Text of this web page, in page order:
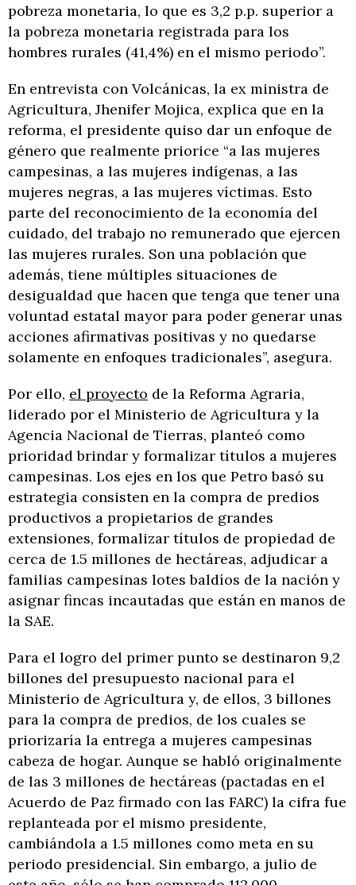
pobreza monetaria, lo que es 3,2 p.p. superior a
la pobreza monetaria registrada para los
hombres rurales (41,4%) en el mismo periodo”.
En entrevista con Volcánicas, la ex ministra de
Agricultura, Jhenifer Mojica, explica que en la
reforma, el presidente quiso dar un enfoque de
género que realmente priorice “a las mujeres
campesinas, a las mujeres indígenas, a las
mujeres negras, a las mujeres víctimas. Esto
parte del reconocimiento de la economía del
cuidado, del trabajo no remunerado que ejercen
las mujeres rurales. Son una población que
además, tiene múltiples situaciones de
desigualdad que hacen que tenga que tener una
voluntad estatal mayor para poder generar unas
acciones afirmativas positivas y no quedarse
solamente en enfoques tradicionales”, asegura.
Por ello, el proyecto de la Reforma Agraria,
liderado por el Ministerio de Agricultura y la
Agencia Nacional de Tierras, planteó como
prioridad brindar y formalizar títulos a mujeres
campesinas. Los ejes en los que Petro basó su
estrategia consisten en la compra de predios
productivos a propietarios de grandes
extensiones, formalizar títulos de propiedad de
cerca de 1.5 millones de hectáreas, adjudicar a
familias campesinas lotes baldíos de la nación y
asignar fincas incautadas que están en manos de
la SAE.
Para el logro del primer punto se destinaron 9,2
billones del presupuesto nacional para el
Ministerio de Agricultura y, de ellos, 3 billones
para la compra de predios, de los cuales se
priorizaría la entrega a mujeres campesinas
cabeza de hogar. Aunque se habló originalmente
de las 3 millones de hectáreas (pactadas en el
Acuerdo de Paz firmado con las FARC) la cifra fue
replanteada por el mismo presidente,
cambiándola a 1.5 millones como meta en su
periodo presidencial. Sin embargo, a julio de